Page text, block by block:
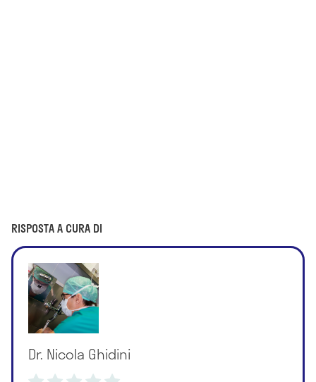
RISPOSTA A CURA DI
Dr. Nicola Ghidini